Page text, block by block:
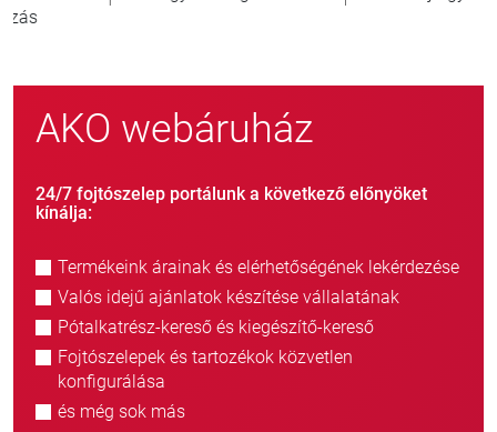
AKO webáruház
24/7 fojtószelep portálunk a következő előnyöket
Termékeink árainak és elérhetőségének lekérdezése
Valós idejű ajánlatok készítése vállalatának
Pótalkatrész-kereső és kiegészítő-kereső
Fojtószelepek és tartozékok közvetlen
konfigurálása